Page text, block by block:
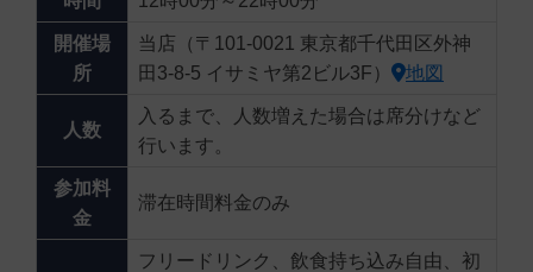
開催場
所
当店（〒101-0021 東京都千代田区外神
田3-8-5 イサミヤ第2ビル3F）
地図
人数
入るまで、人数増えた場合は席分けなど
行います。
参加料
金
滞在時間料金のみ
フリードリンク、飲食持ち込み自由、初